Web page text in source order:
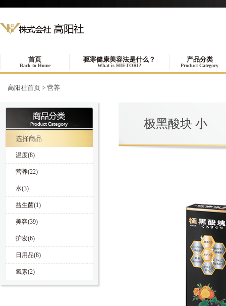
首页
Back to Home
驱寒健康美容法是什么？
What is HIETORI?
产品分类
Product Category
高阳社首页 > 营养
选择商品
温度(8)
营养(22)
水(3)
益生菌(1)
美容(39)
护发(6)
日用品(8)
氧素(2)
极黑酸块 小